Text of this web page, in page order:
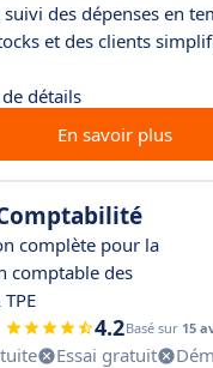
des dépenses en
et des clients
détails
En savoir plus
complète pour la
comptable des
4.2Basé sur 15
Essai gratuit